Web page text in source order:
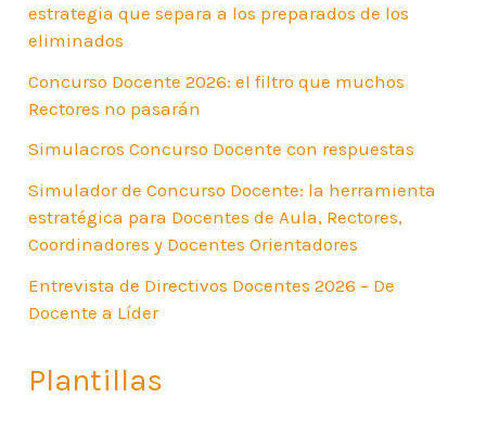
estrategia que separa a los preparados de los
eliminados
Concurso Docente 2026: el filtro que muchos
Rectores no pasarán
Simulacros Concurso Docente con respuestas
Simulador de Concurso Docente: la herramienta
estratégica para Docentes de Aula, Rectores,
Coordinadores y Docentes Orientadores
Entrevista de Directivos Docentes 2026 – De
Docente a Líder
Plantillas